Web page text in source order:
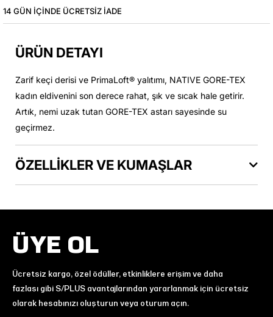
14 GÜN IÇINDE ÜCRETSIZ IADE
ÜRÜN DETAYI
Zarif keçi derisi ve PrimaLoft® yalıtımı, NATIVE GORE-TEX
kadın eldivenini son derece rahat, şık ve sıcak hale getirir.
Artık, nemi uzak tutan GORE-TEX astarı sayesinde su
geçirmez.
ÖZELLİKLER VE KUMAŞLAR
ÜYE OL
Ücretsiz kargo, özel ödüller, etkinliklere erişim ve daha
fazlası gibi S/PLUS avantajlarından yararlanmak için ücretsiz
olarak hesabınızı oluşturun veya oturum açın.